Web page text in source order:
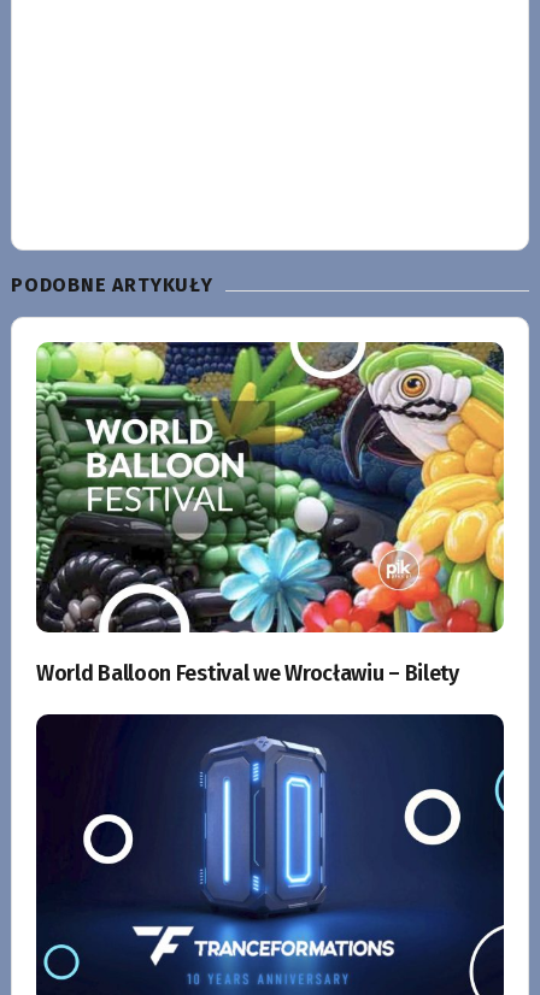
PODOBNE ARTYKUŁY
World Balloon Festival we Wrocławiu – Bilety